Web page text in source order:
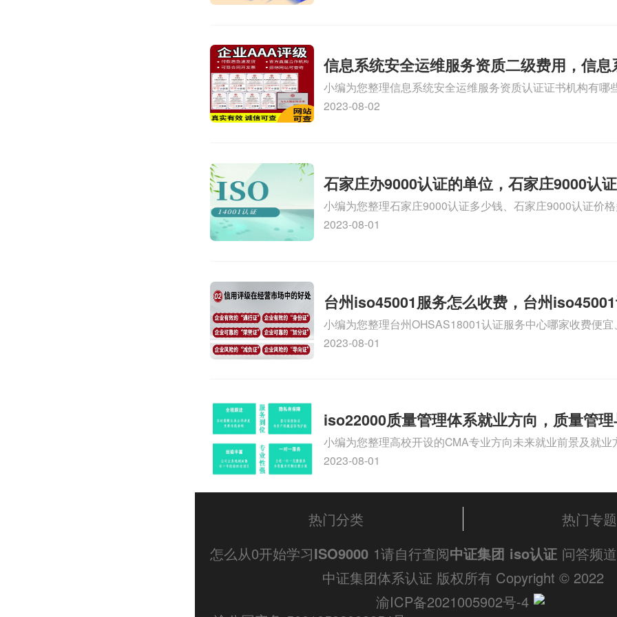
信息系统安全运维服务资质二级费用，信息
维服务资质二级
小编为您整理信息系统安全运维服务资质认证证书机构有哪
务资质的费用是多少啊、安全运维服务资质哪家便宜、安全
2023-08-02
石家庄办9000认证的单位，石家庄9000认
小编为您整理石家庄9000认证多少钱、石家庄9000认证价
9000认证大概多少钱、石家庄9000认证价格贵吗、石家庄
2023-08-01
台州iso45001服务怎么收费，台州
么收费
小编为您整理台州OHSAS18001认证服务中心哪家收费便
认证，哪个咨询公司服务好、台州CE认证,台州机械机电CE
2023-08-01
iso22000质量管理体系就业方向，质量管
方向
小编为您整理高校开设的CMA专业方向未来就业前景及就业
就业方向有哪些、国际质量认证专业的就业方向、cpa和cma
文！
2023-08-01
热门分类
热门专题
怎么从0开始学习ISO9000 1请自行查阅中证集团 iso认证 问答频道
中证集团体系认证 版权所有 Copyright © 2022
渝ICP备2021005902号-4